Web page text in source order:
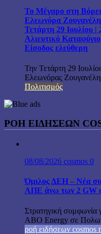
Το Μέγαρο στη
Ελεωνόρα Ζουγανέλη
Τετάρτη 29 Ιουλίου
Αλιευτικό Καταφύγιο
Είσοδος ελεύθερη
Την Τετάρτη 29
Ελεωνόρας
Πολιτισμός
ΡΟΗ ΕΙΔΗΣΕΩΝ
08/08/2026 cosmos 0
Όμιλος ΔΕΗ – Νέα
ΑΠΕ άνω των 2 GW
Στρατηγική συμφωνία
ABO Energy σε
ροή ειδήσεων cosmos